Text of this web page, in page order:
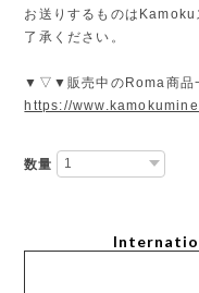
お送りするものは
了承ください。
▼▽▼販売中のRoma商品
https://
数量